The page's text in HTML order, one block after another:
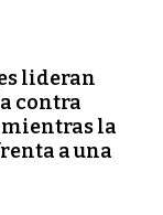
lideran
contra
la
a una